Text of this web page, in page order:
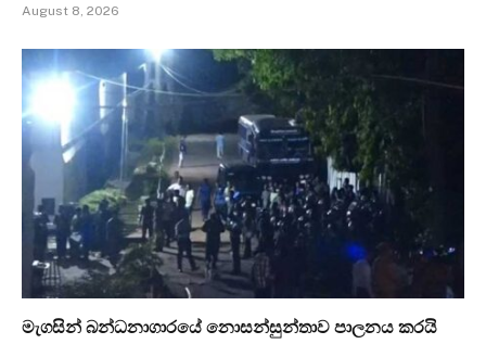
August 8, 2026
මැගසින් බන්ධනාගාරයේ නොසන්සුන්තාව පාලනය කරයි